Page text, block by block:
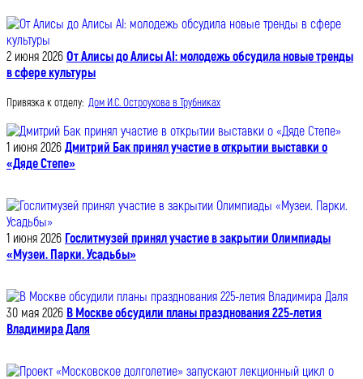
2 июня 2026 От Алисы до Алисы AI: молодежь обсудила новые тренды
в сфере культуры
Привязка к отделу: Дом И.С. Остроухова в Трубниках
1 июня 2026 Дмитрий Бак принял участие в открытии выставки о
«Дяде Степе»
1 июня 2026 Гослитмузей принял участие в закрытии Олимпиады
«Музеи. Парки. Усадьбы»
30 мая 2026 В Москве обсудили планы празднования 225-летия
Владимира Даля